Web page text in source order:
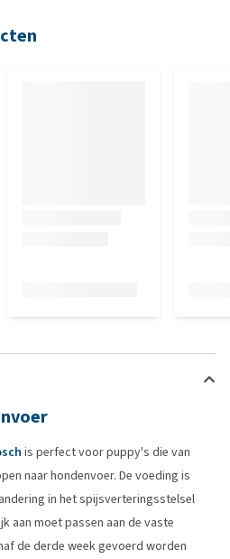
is perfect voor puppy's die van
naar hondenvoer. De voeding is
in het spijsverteringsstelsel
aan moet passen aan de vaste
de derde week gevoerd worden